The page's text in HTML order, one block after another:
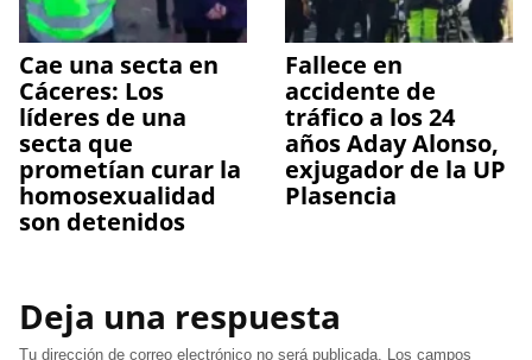
Cae una secta en
Cáceres: Los
líderes de una
secta que
prometían curar la
homosexualidad
son detenidos
Fallece en
accidente de
tráfico a los 24
años Aday Alonso,
exjugador de la UP
Plasencia
Deja una respuesta
Tu dirección de correo electrónico no será publicada.
Los campos